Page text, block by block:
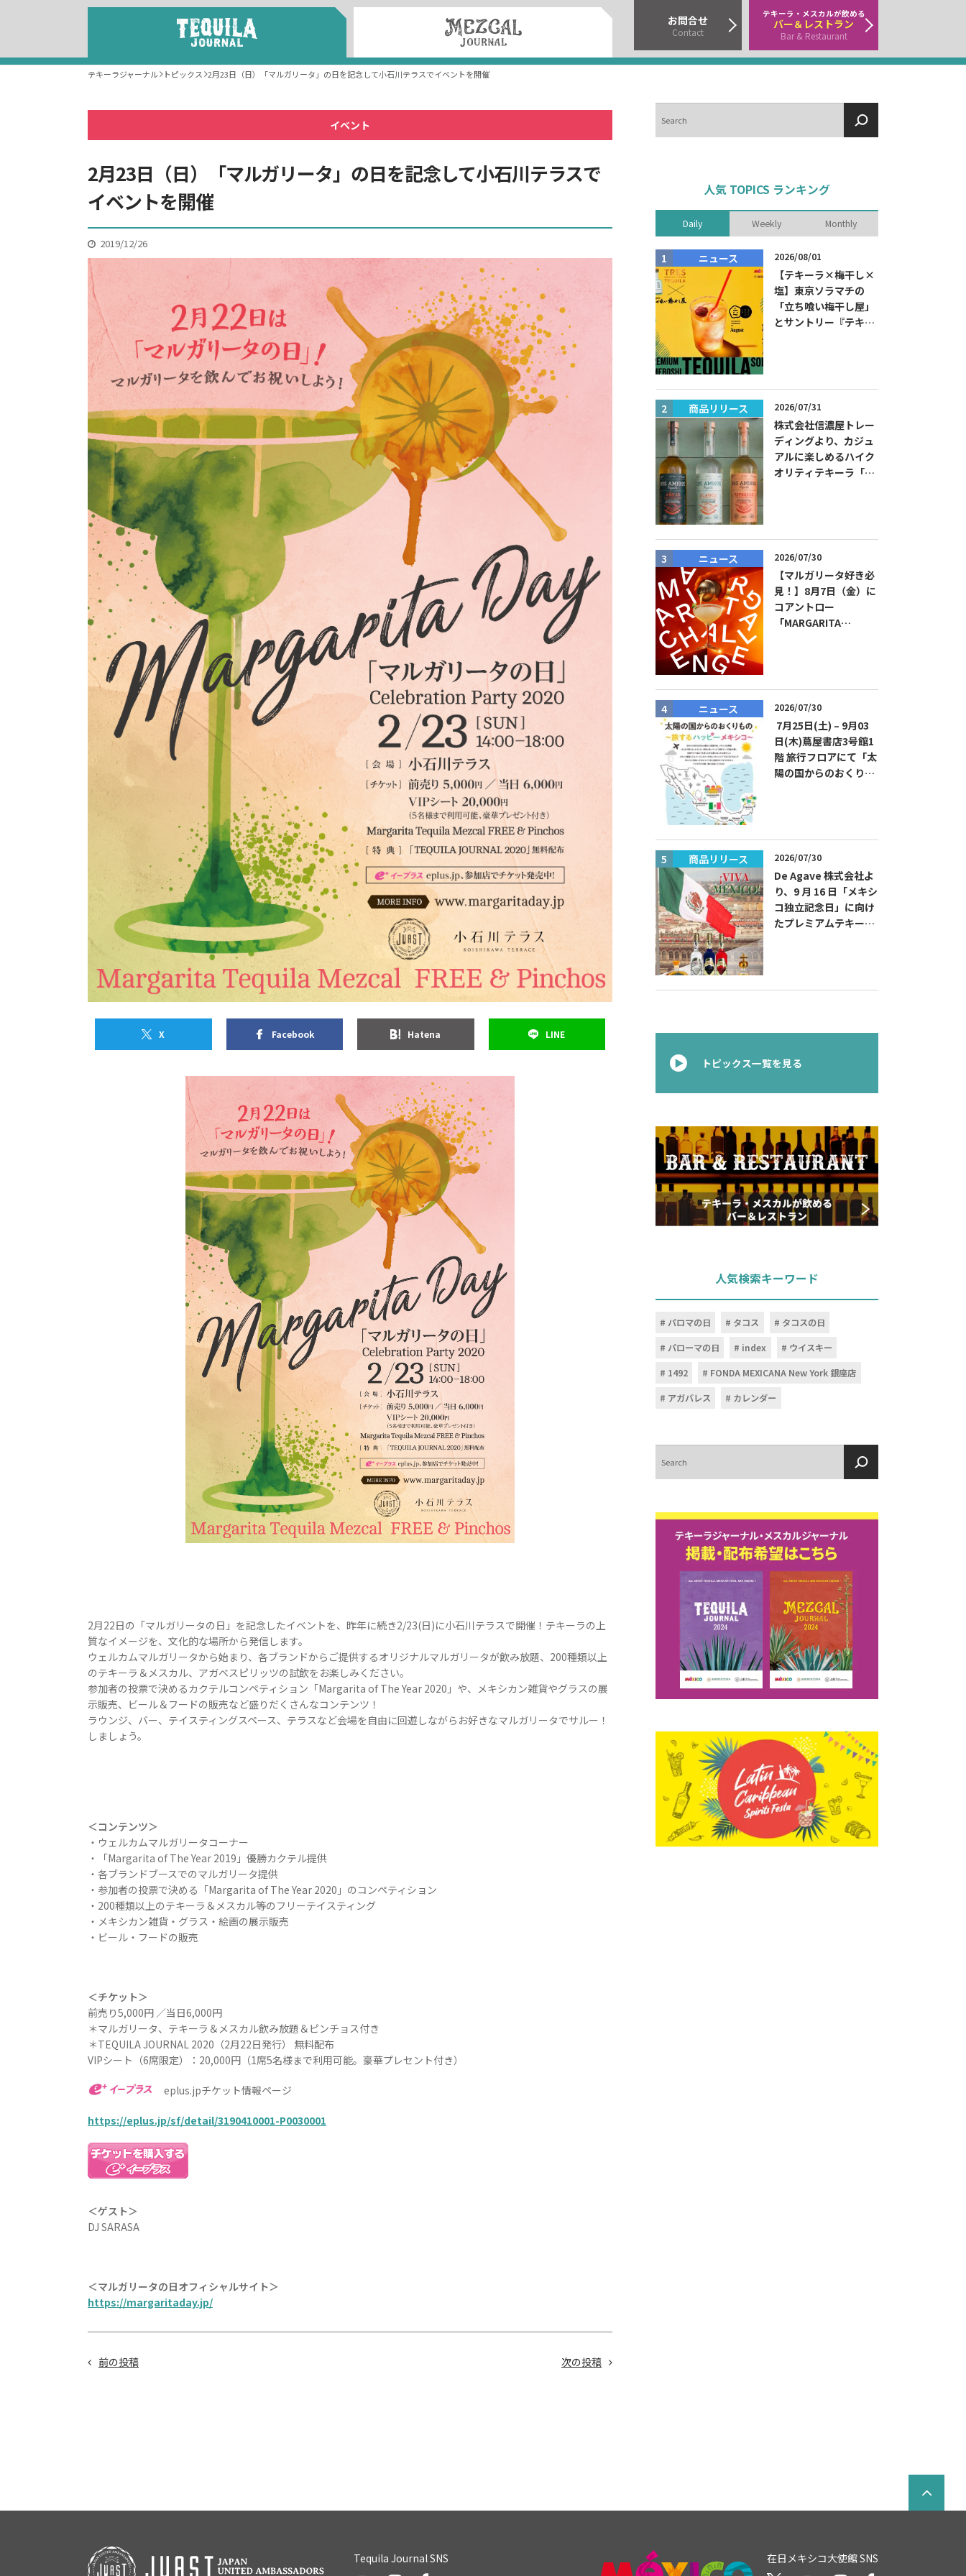
お問合せ
Contact
テキーラ・メスカルが飲める
バー＆レストラン
Bar & Restaurant
テキーラジャーナル トピックス 2月23日（日）「マルガリータ」の日を記念して小石川テラスでイベントを開催
イベント
2月23日（日）「マルガリータ」の日を記念して小石川テラスで
イベントを開催
2019/12/26
X Facebook Hatena LINE
2月22日の「マルガリータの日」を記念したイベントを、昨年に続き2/23(日)に小石川テラスで開催！テキーラの上
質なイメージを、文化的な場所から発信します。
ウェルカムマルガリータから始まり、各ブランドからご提供するオリジナルマルガリータが飲み放題、200種類以上
のテキーラ＆メスカル、アガベスピリッツの試飲をお楽しみください。
参加者の投票で決めるカクテルコンペティション「Margarita of The Year 2020」や、メキシカン雑貨やグラスの展
示販売、ビール＆フードの販売など盛りだくさんなコンテンツ！
ラウンジ、バー、テイスティングスペース、テラスなど会場を自由に回遊しながらお好きなマルガリータでサルー！
しましょう。
＜コンテンツ＞
・ウェルカムマルガリータコーナー
・「Margarita of The Year 2019」優勝カクテル提供
・各ブランドブースでのマルガリータ提供
・参加者の投票で決める「Margarita of The Year 2020」のコンペティション
・200種類以上のテキーラ＆メスカル等のフリーテイスティング
・メキシカン雑貨・グラス・絵画の展示販売
・ビール・フードの販売
＜チケット＞
前売り5,000円 ／当日6,000円
＊マルガリータ、テキーラ＆メスカル飲み放題＆ピンチョス付き
＊TEQUILA JOURNAL 2020（2月22日発行） 無料配布
VIPシート（6席限定）：20,000円（1席5名様まで利用可能。豪華プレセント付き）
eplus.jpチケット情報ページ
https://eplus.jp/sf/detail/3190410001-P0030001
＜ゲスト＞
DJ SARASA
＜マルガリータの日オフィシャルサイト＞
https://margaritaday.jp/
前の投稿 次の投稿
索
人気 TOPICS ランキング
Daily Weekly Monthly
ニュース 2026/08/01
【テキーラ×梅干し×
塩】東京ソラマチの
「立ち喰い梅干し屋」
とサントリー『テキー
8月限定メニューに！
商品リリース 2026/07/31
株式会社信濃屋トレー
ディングより、カジュ
アルに楽しめるハイク
オリティテキーラ「ド
ニュース 2026/07/30
【マルガリータ好き必
見！】8月7日（金）に
コアントロー
「MARGARITA
無料！
ニュース 2026/07/30
7月25日(土) – 9月03
日(木)蔦屋書店3号館1
階 旅行フロアにて「太
陽の国からのおくりも
商品リリース 2026/07/30
De Agave 株式会社よ
り、9 月 16 日「メキシ
コ独立記念日」に向け
たプレミアムテキーラ
トピックス一覧を見る
人気検索キーワード
パロマの日 タコス
タコスの日
パローマの日
index
ウイスキー
1492
FONDA MEXICANA New York 銀座店
アガバレス
カレンダー
索
Tequila Journal SNS 在日メキシコ大使館 SNS